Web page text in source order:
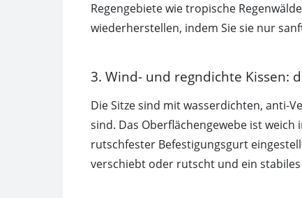
Regengebiete wie tropische
wiederherstellen, indem Sie sie nur
3. Wind- und regndichte Kissen:
Die Sitze sind mit wasserdichten, anti-
sind. Das Oberflächengewebe ist
rutschfester Befestigungsgurt
verschiebt oder rutscht und ein